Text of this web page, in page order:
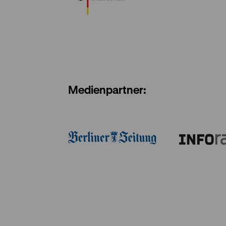
Medienpartner: